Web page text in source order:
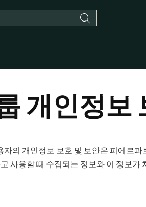
개인정보
의 개인정보 보호 및 보안은 피에르
사용할 때 수집되는 정보와 이 정보가